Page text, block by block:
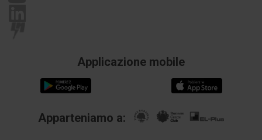
Applicazione mobile
Apparteniamo a: